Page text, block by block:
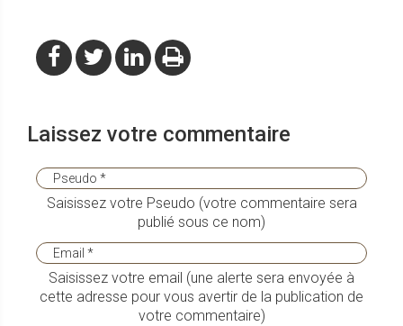
Laissez votre commentaire
Saisissez votre Pseudo (votre commentaire sera
publié sous ce nom)
Saisissez votre email (une alerte sera envoyée à
cette adresse pour vous avertir de la publication de
votre commentaire)